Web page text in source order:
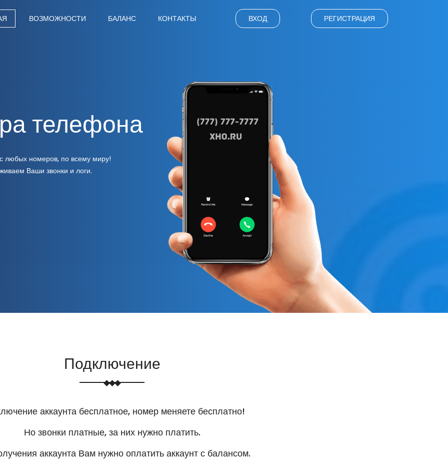
ВОЗМОЖНОСТИ БАЛАНС КОНТАКТЫ ВХОД РЕГИСТРАЦИЯ
телефона
любых номеров, по всему миру!
Ваши звонки и логи.
Подключение
аккаунта бесплатное, номер меняете бесплатно!
Но звонки платные, за них нужно платить.
аккаунта Вам нужно оплатить аккаунт с балансом.